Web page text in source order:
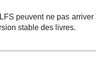
peuvent ne pas
stable des livres.